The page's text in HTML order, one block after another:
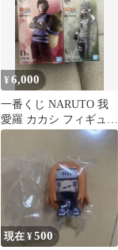
¥6,000
一番くじ NARUTO 我
愛羅 カカシ フィギュア
セット
現在 ¥500